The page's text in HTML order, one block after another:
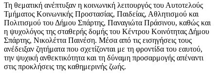
Τη θεματική ανέπτυξαν η κοινωνική λειτουργός του Αυτοτελούς
Τμήματος Κοινωνικής Προστασίας, Παιδείας, Αθλητισμού και
Πολιτισμού του Δήμου Σπάρτης, Παναγιώτα Πράσινου, καθώς και
η ψυχολόγος της σταθερής δομής του Κέντρου Κοινότητας Δήμου
Σπάρτης, Νικολέττα Παινέση. Μέσα από τις εισηγήσεις τους
ανέδειξαν ζητήματα που σχετίζονται με τη φροντίδα του εαυτού,
την ψυχική ανθεκτικότητα και τη δύναμη προσαρμογής απέναντι
στις προκλήσεις της καθημερινής ζωής.